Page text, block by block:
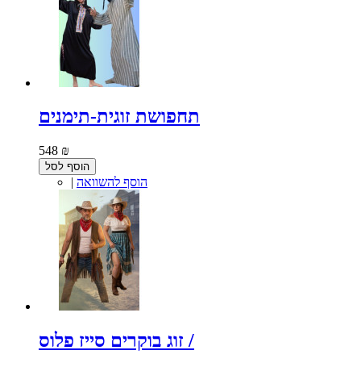
תחפושת זוגית-תימנים
548 ₪
הוסף לסל
| הוסף להשוואה
זוג בוקרים סייז פלוס /